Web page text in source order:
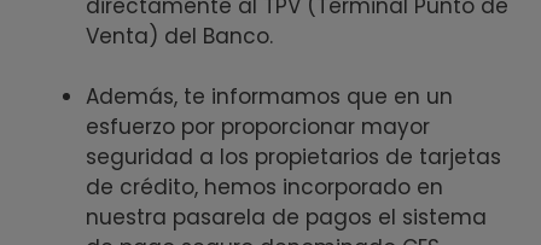
Venta) del Banco.
Además, te informamos que en un
esfuerzo por proporcionar mayor
seguridad a los propietarios de tarjetas
de crédito, hemos incorporado en
nuestra pasarela de pagos el sistema